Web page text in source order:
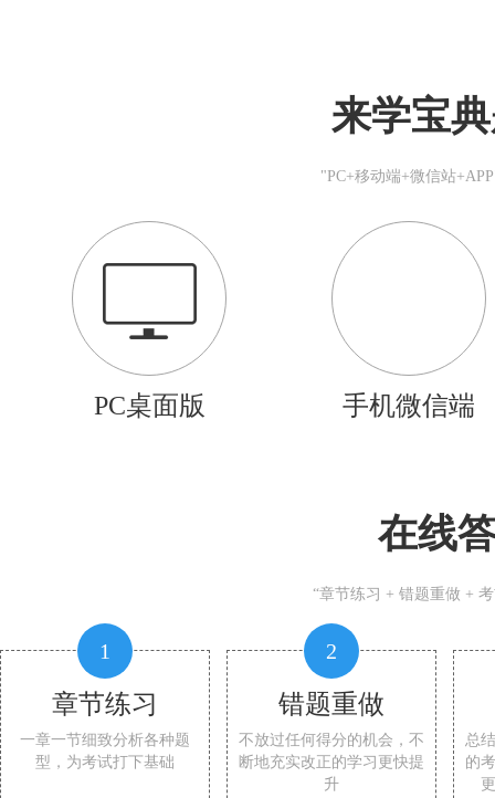
来学宝
"PC+移动端+微信站
PC桌面版 手机微信端
在线
“章节练习 + 错题重做 +
1
章节练习
一章一节细致分析各种题
型，为考试打下基础
2
错题重做
不放过任何得分的机会，不
断地充实改正的学习更快提
升
总
的